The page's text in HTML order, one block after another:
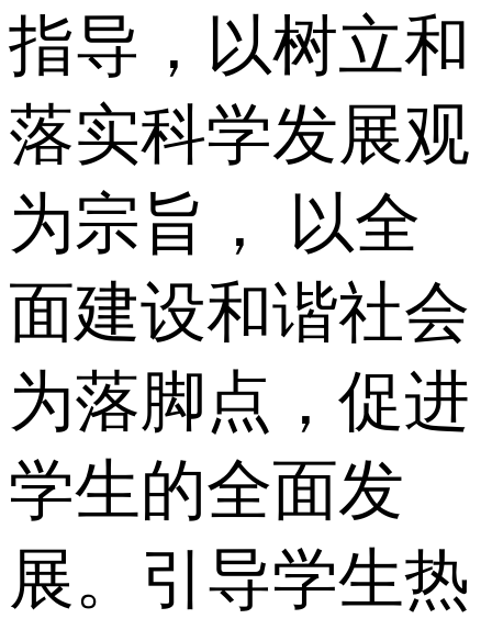
指导，以树立和
落实科学发展观
为宗旨， 以全
面建设和谐社会
为落脚点，促进
学生的全面发
展。引导学生热